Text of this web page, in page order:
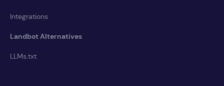
Integrations
Landbot Alternatives
LLMs.txt